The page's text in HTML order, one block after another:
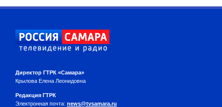
Директор ГТРК «Самара»
Крылова Елена Леонидовна
Редакция ГТРК
Электронная почта: news@tvsamara.ru